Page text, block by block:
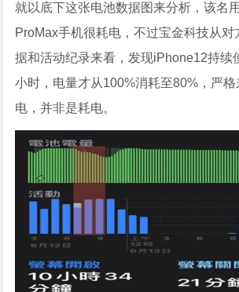
就以底下这张电池数据图来分析，该名
ProMax手机很耗电，不过宝金科技从对
据和活动纪录来看，发现iPhone12持续
小时，电量才从100%消耗至80%，严
电，并非是耗电。